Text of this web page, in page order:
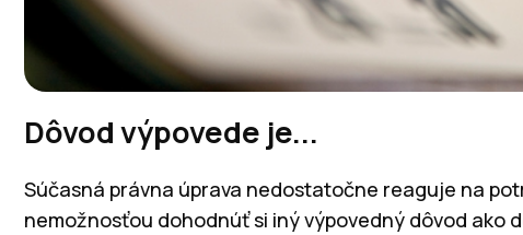
Dôvod výpovede je...
Súčasná právna úprava nedostatočne reaguje na
nemožnosťou dohodnúť si iný výpovedný dôvod ako